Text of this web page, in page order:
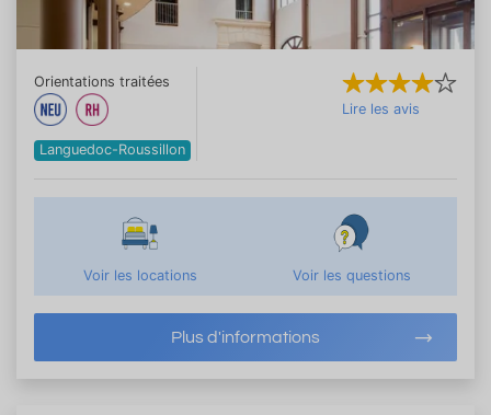
Orientations traitées
Languedoc-Roussillon
Lire les avis
Voir les locations Voir les questions
Plus d'informations